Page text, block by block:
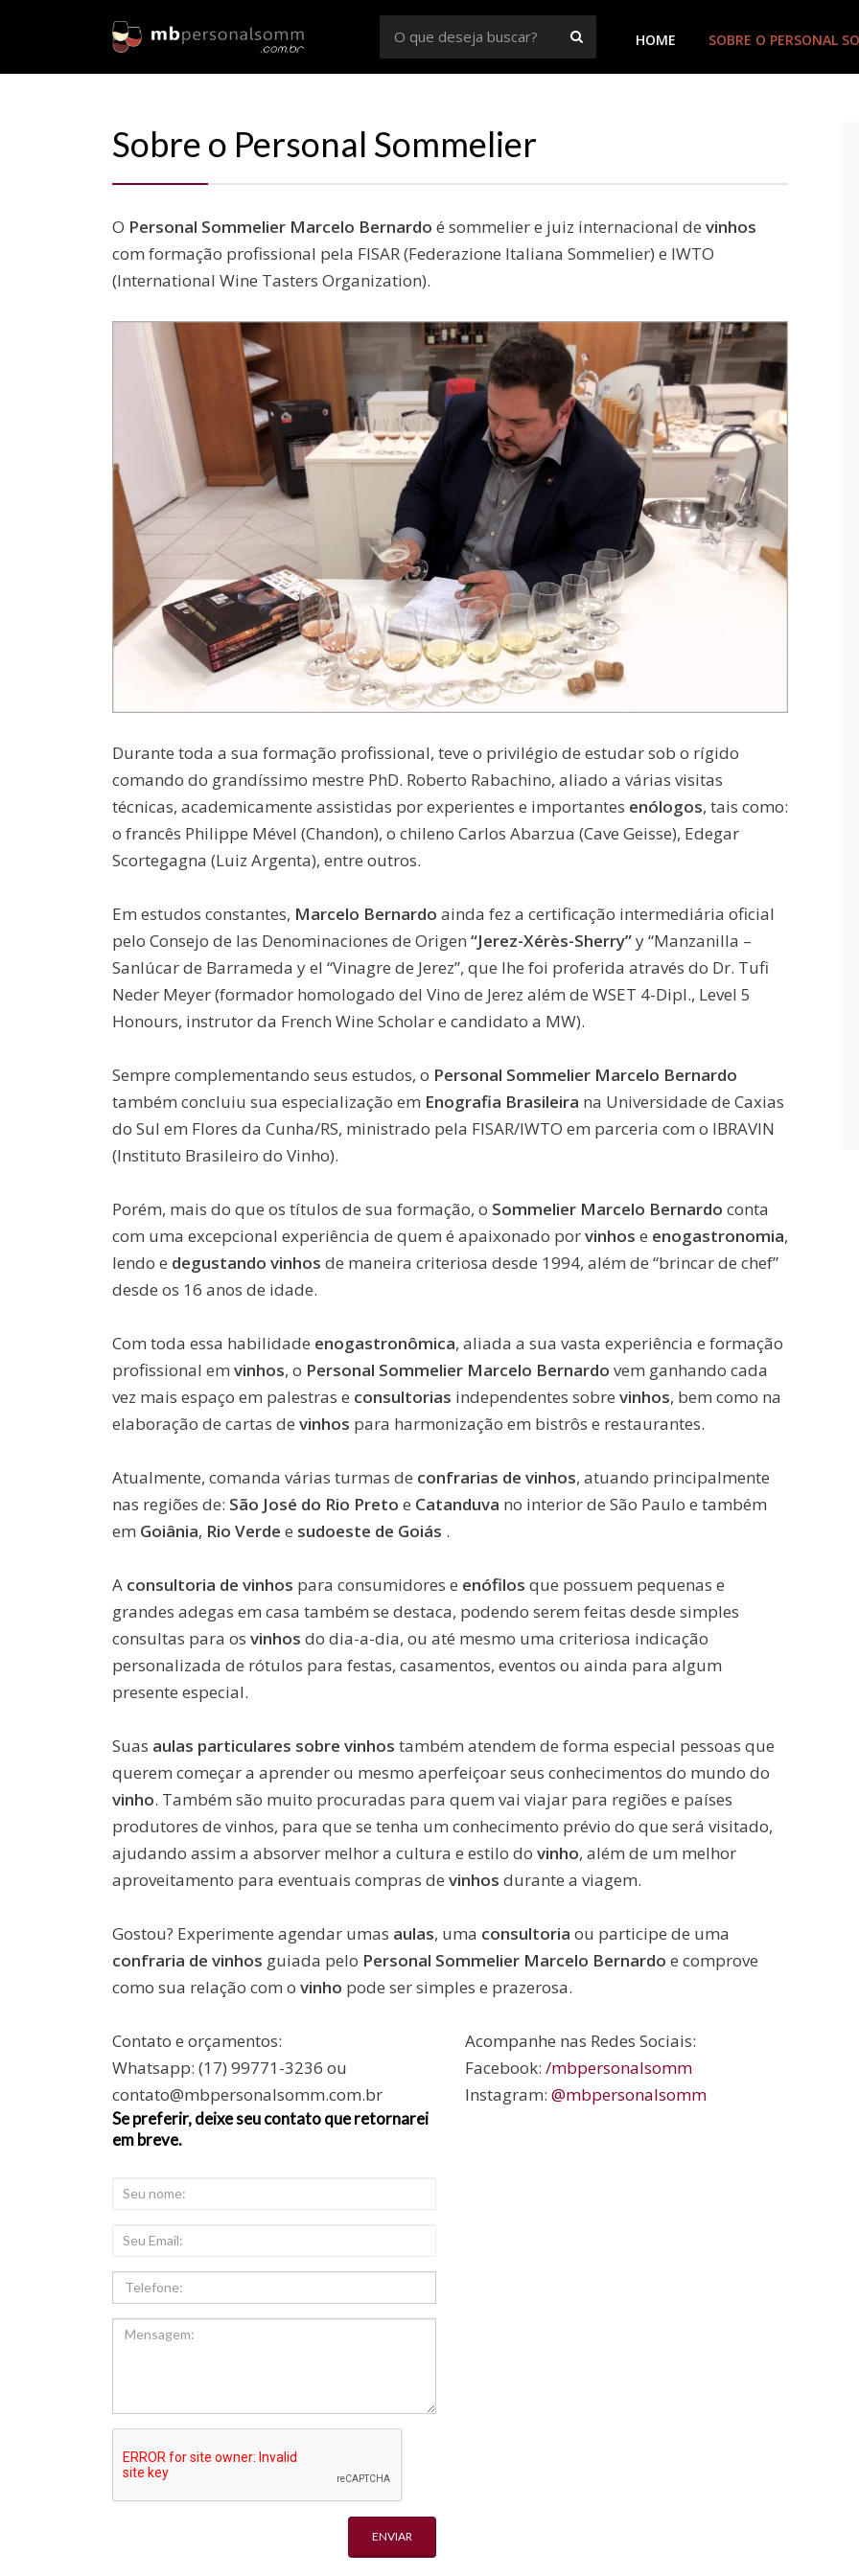
Sommelier
HOME SOBRE O PERSONAL
Sobre o Personal Sommelier
O Personal Sommelier Marcelo Bernardo é sommelier e juiz internacional de vinhos
com formação profissional pela FISAR (Federazione Italiana Sommelier) e IWTO
(International Wine Tasters Organization).
Durante toda a sua formação profissional, teve o privilégio de estudar sob o rígido
comando do grandíssimo mestre PhD. Roberto Rabachino, aliado a várias visitas
técnicas, academicamente assistidas por experientes e importantes enólogos, tais como:
o francês Philippe Mével (Chandon), o chileno Carlos Abarzua (Cave Geisse), Edegar
Scortegagna (Luiz Argenta), entre outros.
Em estudos constantes, Marcelo Bernardo ainda fez a certificação intermediária oficial
pelo Consejo de las Denominaciones de Origen “Jerez-Xérès-Sherry”y “Manzanilla –
Sanlúcar de Barrameda y el “Vinagre de Jerez”, que lhe foi proferida através do Dr. Tufi
Neder Meyer (formador homologado del Vino de Jerez além de WSET 4-Dipl., Level 5
Honours, instrutor da French Wine Scholar e candidato a MW).
Sempre complementando seus estudos, o Personal Sommelier Marcelo Bernardo
também concluiu sua especialização em Enografia Brasileira na Universidade de Caxias
do Sul em Flores da Cunha/RS, ministrado pela FISAR/IWTO em parceria com o IBRAVIN
(Instituto Brasileiro do Vinho).
Porém, mais do que os títulos de sua formação, o Sommelier Marcelo Bernardo conta
com uma excepcional experiência de quem é apaixonado porvinhos e enogastronomia,
lendo e degustando vinhos de maneira criteriosa desde 1994, além de “brincar de chef”
desde os 16 anos de idade.
Com toda essa habilidade enogastronômica, aliada a sua vasta experiência e formação
profissional em vinhos, o Personal Sommelier Marcelo Bernardo vem ganhando cada
vez mais espaço em palestras e consultorias independentes sobre vinhos, bem como na
elaboração de cartas de vinhos para harmonização em bistrôs e restaurantes.
Atualmente, comanda várias turmas de confrarias de vinhos, atuando principalmente
nas regiões de: São José do Rio Preto e Catanduva no interior de São Paulo e também
em Goiânia, Rio Verde e sudoeste de Goiás .
A consultoria de vinhos para consumidores e enófilos que possuem pequenas e
grandes adegas em casa também se destaca, podendo serem feitas desde simples
consultas para os vinhos do dia-a-dia, ou até mesmo uma criteriosa indicação
personalizada de rótulos para festas, casamentos, eventos ou ainda para algum
presente especial.
Suas aulas particulares sobre vinhos também atendem de forma especial pessoas que
querem começar a aprender ou mesmo aperfeiçoar seus conhecimentos do mundo do
vinho. Também são muito procuradas para quem vai viajar para regiões e países
produtores de vinhos, para que se tenha um conhecimento prévio do que será visitado,
ajudando assim a absorver melhor a cultura e estilo do vinho, além de um melhor
aproveitamento para eventuais compras de vinhos durante a viagem.
Gostou? Experimente agendar umas aulas, uma consultoria ou participe de uma
confraria de vinhos guiada pelo Personal Sommelier Marcelo Bernardo e comprove
como sua relação com o vinho pode ser simples e prazerosa.
Contato e orçamentos:
Whatsapp: (17) 99771-3236 ou
contato@mbpersonalsomm.com.br
Acompanhe nas Redes Sociais:
Facebook: /mbpersonalsomm
Instagram: @mbpersonalsomm
Se preferir, deixe seu contato que retornarei
em breve.